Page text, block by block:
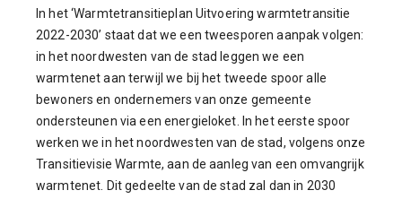
In het ‘Warmtetransitieplan Uitvoering warmtetransitie
2022-2030’ staat dat we een tweesporen aanpak volgen:
in het noordwesten van de stad leggen we een
warmtenet aan terwijl we bij het tweede spoor alle
bewoners en ondernemers van onze gemeente
ondersteunen via een energieloket. In het eerste spoor
werken we in het noordwesten van de stad, volgens onze
Transitievisie Warmte, aan de aanleg van een omvangrijk
warmtenet. Dit gedeelte van de stad zal dan in 2030